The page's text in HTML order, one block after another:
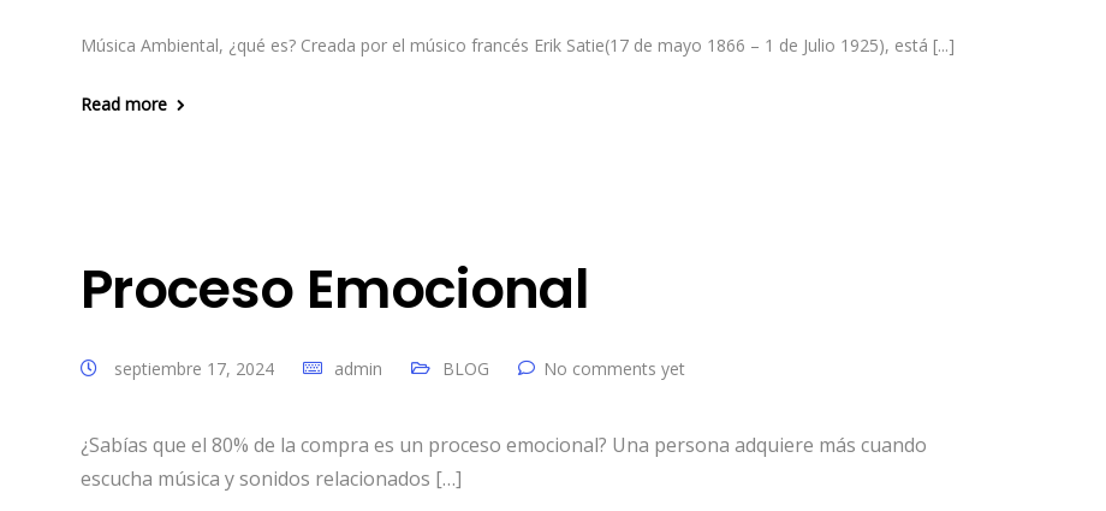
Música Ambiental, ¿qué es? Creada por el músico francés Erik Satie(17 de mayo 1866 – 1 de Julio 1925), está [...]
Read more
Proceso Emocional
septiembre 17, 2024 admin BLOG No comments yet
¿Sabías que el 80% de la compra es un proceso emocional? Una persona adquiere más cuando
escucha música y sonidos relacionados […]